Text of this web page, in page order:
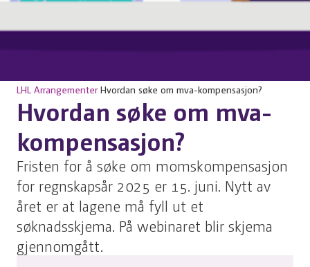
LHL Arrangementer Hvordan søke om mva-kompensasjon?
Hvordan søke om mva-
kompensasjon?
Fristen for å søke om momskompensasjon
for regnskapsår 2025 er 15. juni. Nytt av
året er at lagene må fyll ut et
søknadsskjema. På webinaret blir skjema
gjennomgått.